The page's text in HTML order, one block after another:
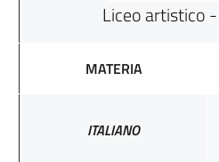
Liceo artistico
MATERIA
ITALIANO